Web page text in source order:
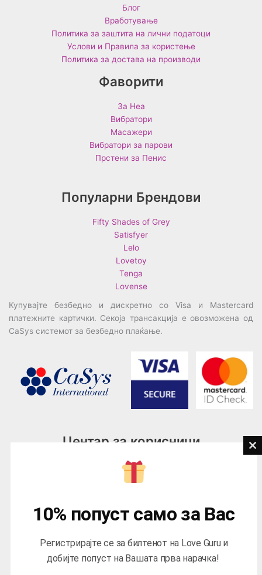
Блог
Вработување
Политика за заштита на лични податоци
Услови и Правила за користење
Политика за достава на производи
Фаворити
За Неа
Вибратори
Масажери
Вибратори за парови
Прстени за Пенис
Популарни Брендови
Fifty Shades of Grey
Satisfyer
Lelo
Lovetoy
Tenga
Lovense
Купувајте безбедно и дискретно со Visa и Mastercard
платежните картички. Секоја трансакција е овозможена од
CaSys системот за безбедно плаќање.
Центар за корисници
076945497; 076945498
contact@loveguru.mk
Саб – Нед: 10-18
10% попуст само за Вас
Регистрирајте се за билтенот на Love Guru и
добијте попуст на Вашата прва нарачка!